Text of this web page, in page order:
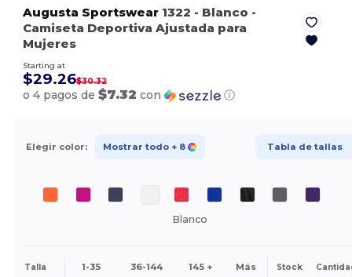
Augusta Sportswear 1322 - Blanco -
Camiseta Deportiva Ajustada para
Mujeres
Starting at
$29.26$30.32
o 4 pagos de$7.32 con ⓘ
Elegir color: Mostrar todo + 8 Tabla de tallas
Blanco
Talla 1-35 36-144 145 + Más Stock